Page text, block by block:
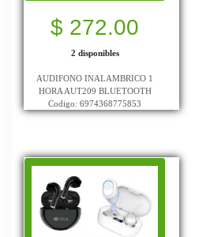
$ 272.00
2 disponibles
AUDIFONO INALAMBRICO 1
HORA AUT209 BLUETOOTH
Codigo: 6974368775853